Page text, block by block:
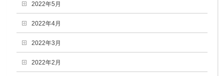
2022年5月
2022年4月
2022年3月
2022年2月